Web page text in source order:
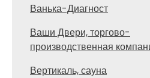
Ванька-Диагност
Ваши Двери, торгово-
производственная
Вертикаль, сауна